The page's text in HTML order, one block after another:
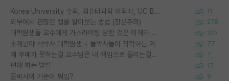
Korea University 수학, 컴퓨터과학 이학사, UC Berkeley 산업공학 대학원 공학박사가 되는 것은 쉽지 않겠죠? 11
외부에서 괜찮은 랩을 알아보는 방법 (장문주의) 278
대학원생들 교수에게 가스라이팅 당한 것은 이해가 갑니다. 안타깝네요. 120
소재분야 석박사 대학원생 + 물박사들이 착각하는 거 77
왜 후배가 못하는걸 교수님은 내 책임으로 돌리는걸까요? 7
편애 하는 방법 17
물박사의 기준이 뭐임? 9